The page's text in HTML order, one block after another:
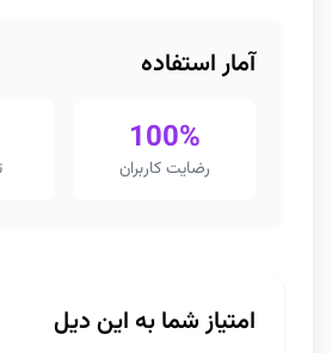
آمار استفاده
100%
رضایت کاربران
امتیاز شما به این دیل